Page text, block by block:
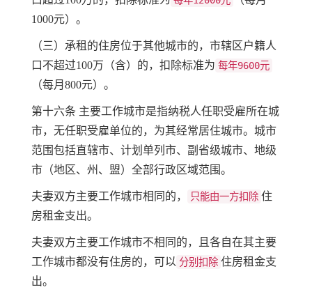
1000元）。
（三）承租的住房位于其他城市的，市辖区户籍人
口不超过100万（含）的，扣除标准为 每年9600元
（每月800元）。
第十六条 主要工作城市是指纳税人任职受雇所在城
市，无任职受雇单位的，为其经常居住城市。城市
范围包括直辖市、计划单列市、副省级城市、地级
市（地区、州、盟）全部行政区域范围。
夫妻双方主要工作城市相同的， 只能由一方扣除 住
房租金支出。
夫妻双方主要工作城市不相同的，且各自在其主要
工作城市都没有住房的，可以 分别扣除 住房租金支
出。